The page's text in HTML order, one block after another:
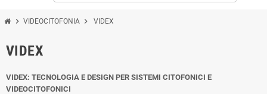
chevron_right VIDEOCITOFONIA chevron_right VIDEX
VIDEX
VIDEX: TECNOLOGIA E DESIGN PER SISTEMI CITOFONICI E
VIDEOCITOFONICI